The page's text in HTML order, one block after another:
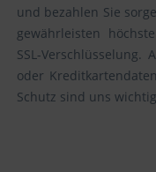
und bezahlen Sie
gewährleisten
SSL-
oder
Schutz sind uns